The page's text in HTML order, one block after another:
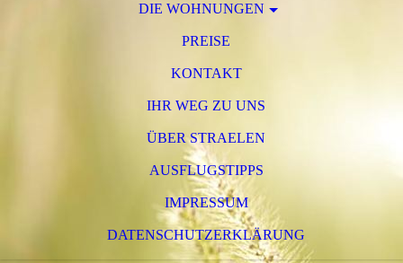
DIE WOHNUNGEN
PREISE
KONTAKT
IHR WEG ZU UNS
ÜBER STRAELEN
AUSFLUGSTIPPS
IMPRESSUM
DATENSCHUTZERKLÄRUNG